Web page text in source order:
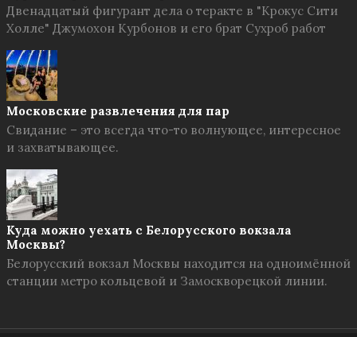
Двенадцатый фигурант дела о теракте в "Крокус Сити
Холле" Джумохон Курбонов и его брат Сухроб работ
Московские развлечения для пар
Свидание – это всегда что-то волнующее, интересное
и захватывающее.
Куда можно уехать с Белорусского вокзала
Москвы?
Белорусский вокзал Москвы находится на одноимённой
станции метро кольцевой и Замоскворецкой линии.